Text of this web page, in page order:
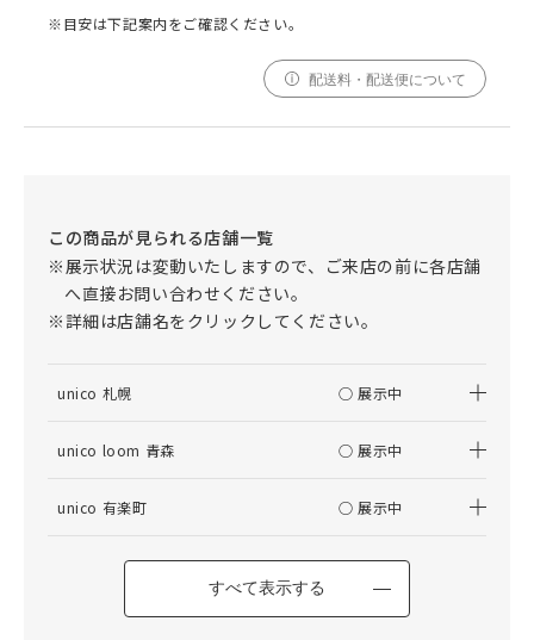
※目安は下記案内をご確認ください。
配送料・配送便について
この商品が見られる店舗一覧
※展示状況は変動いたしますので、ご来店の前に各店舗
へ直接お問い合わせください。
※詳細は店舗名をクリックしてください。
unico 札幌 ○ 展示中
unico loom 青森 ○ 展示中
unico 有楽町 ○ 展示中
すべて表示する